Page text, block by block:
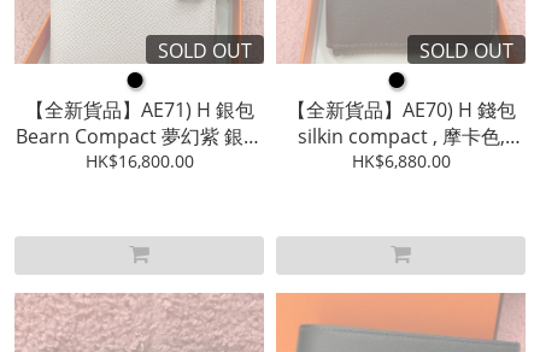
SOLD OUT
●
【全新貨品】AE71) H 銀包
Bearn Compact 夢幻紫 銀扣
Epsom皮 ,Full Set
HK$16,800.00
SOLD OUT
●
【全新貨品】AE70) H 錢包
silkin compact , 摩卡色,
evercolor皮 , Full Set
HK$6,880.00